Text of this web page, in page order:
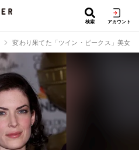
検索 アカウント
変わり果てた「ツイン・ピークス」美女、